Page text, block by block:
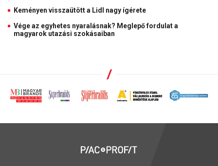
Keményen visszaütött a Lidl nagy ígérete
Vége az egyhetes nyaralásnak? Meglepő fordulat a
magyarok utazási szokásaiban